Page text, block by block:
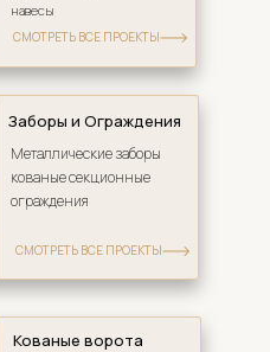
навесы
СМОТРЕТЬ ВСЕ ПРОЕКТЫ
Кованые ворота
Металлические заборы
кованые секционные
ограждения
Заборы и Ограждения
СМОТРЕТЬ ВСЕ ПРОЕКТЫ